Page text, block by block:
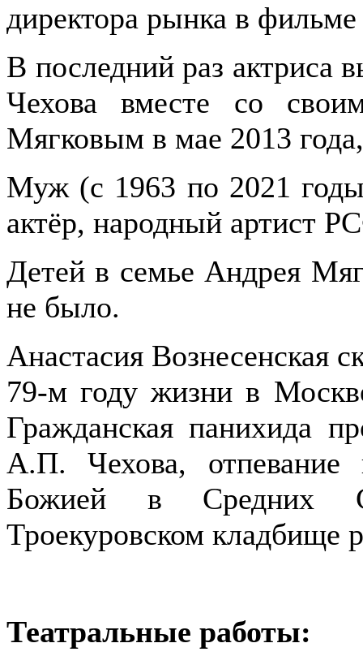
директора рынка в
В последний раз
Чехова вместе со
Мягковым в мае 2013
Муж (с 1963 по 2021
актёр, народный артист
Детей в семье Андрея
не было.
Анастасия Вознесенская
79-м году жизни в
Гражданская панихида
А.П. Чехова,
Божией в Средних
Троекуровском кладбище
Театральные работы: